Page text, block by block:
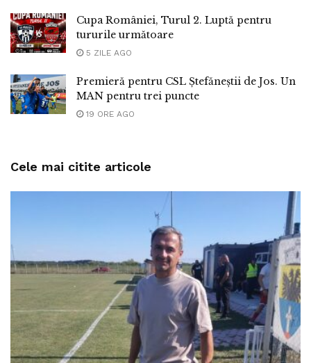
Cupa României, Turul 2. Luptă pentru
tururile următoare
5 ZILE AGO
Premieră pentru CSL Ștefăneștii de Jos. Un
MAN pentru trei puncte
19 ORE AGO
Cele mai citite articole